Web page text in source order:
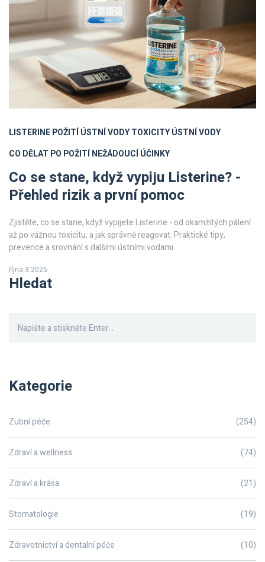
LISTERINEPOŽITÍ ÚSTNÍ VODYTOXICITY ÚSTNÍ VODY
CO DĚLAT PO POŽITÍNEŽÁDOUCÍ ÚČINKY
Co se stane, když vypiju Listerine? -
Přehled rizik a první pomoc
Zjistěte, co se stane, když vypijete Listerine - od okamžitých pálení
až po vážnou toxicitu, a jak správně reagovat. Praktické tipy,
prevence a srovnání s dalšími ústními vodami.
října 3 2025
Hledat
Kategorie
Zubní péče (254)
Zdraví a wellness (74)
Zdraví a krása (21)
Stomatologie (19)
Zdravotnictví a dentalní péče (10)